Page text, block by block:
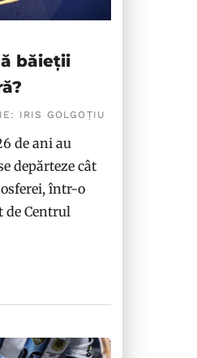
băieții
IRIS GOLGOȚIU
de ani au
depărteze cât
într-o
de Centrul